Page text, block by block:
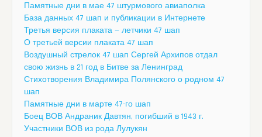
Памятные дни в мае 47 штурмового авиаполка
База данных 47 шап и публикации в Интернете
Третья версия плаката — летчики 47 шап
О третьей версии плаката 47 шап
Воздушный стрелок 47 шап Сергей Архипов отдал
свою жизнь в 21 год в Битве за Ленинград
Стихотворения Владимира Полянского о родном 47
шап
Памятные дни в марте 47-го шап
Боец ВОВ Андраник Давтян, погибший в 1943 г.
Участники ВОВ из рода Лулукян